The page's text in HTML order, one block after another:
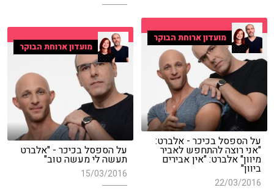
מועדון ארוחת הבוקר
על הספסל בכיכר - אלברט:
"אני רוצה להתחפש לאביר
מיוון" אלברט: "אין אבירים
ביוון"
22/03/2016
מועדון ארוחת הבוקר
על הספסל בכיכר - "אלברט
תעשה לי מעשה טוב"
15/03/2016